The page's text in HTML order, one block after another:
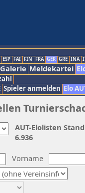
ESP FAI FIN FRA GER GRE INA
Meldekartei
Spieler anmelden Elo
Vorname
AUT-Elolisten
6.936